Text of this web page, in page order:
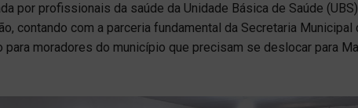
por profissionais da saúde da Unidade Básica de Saúde
contando com a parceria fundamental da Secretaria
para moradores do município que precisam se deslocar para